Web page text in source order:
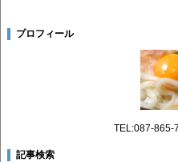
プロフィール
TEL:087-865-
記事検索